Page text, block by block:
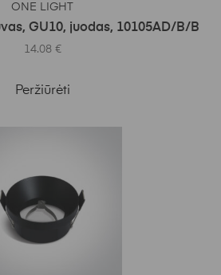
ONE LIGHT
GU10, juodas, 10105AD/B/B
14.08 €
Peržiūrėti